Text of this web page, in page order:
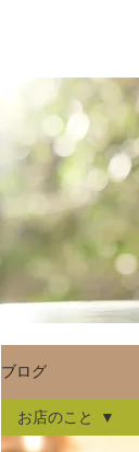
ブログ
お店のこと